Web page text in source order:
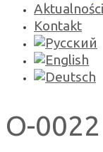
Aktualności
Kontakt
O-0022